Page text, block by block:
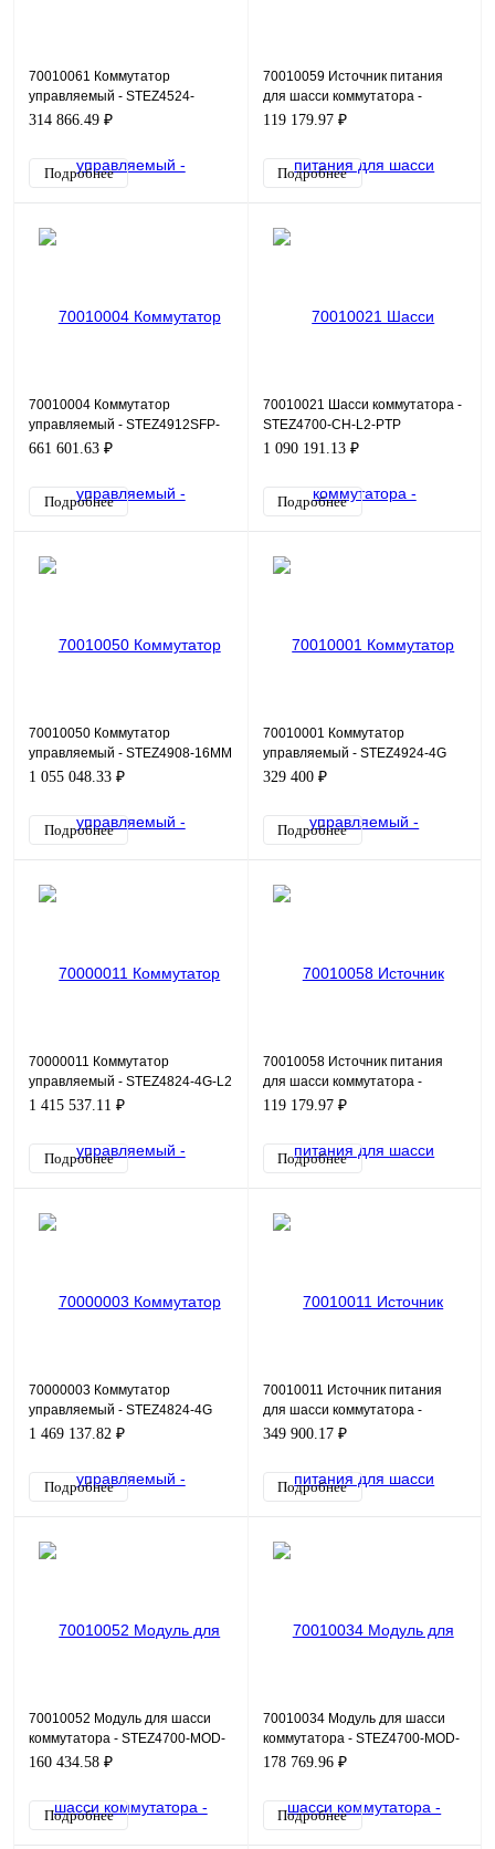
70010061 Коммутатор
управляемый - STEZ4524-
4GSFP-HV
314 866.49 ₽
Подробнее
70010059 Источник питания
для шасси коммутатора -
STEZ4700-PW-24
119 179.97 ₽
Подробнее
70010004 Коммутатор
управляемый - STEZ4912SFP-
12T-4G
661 601.63 ₽
Подробнее
70010021 Шасси коммутатора -
STEZ4700-CH-L2-PTP
1 090 191.13 ₽
Подробнее
70010050 Коммутатор
управляемый - STEZ4908-16ММ
1 055 048.33 ₽
Подробнее
70010001 Коммутатор
управляемый - STEZ4924-4G
329 400 ₽
Подробнее
70000011 Коммутатор
управляемый - STEZ4824-4G-L2
1 415 537.11 ₽
Подробнее
70010058 Источник питания
для шасси коммутатора -
STEZ4700-PW-48
119 179.97 ₽
Подробнее
70000003 Коммутатор
управляемый - STEZ4824-4G
1 469 137.82 ₽
Подробнее
70010011 Источник питания
для шасси коммутатора -
STEZ4600-PW-24
349 900.17 ₽
Подробнее
70010052 Модуль для шасси
коммутатора - STEZ4700-MOD-
2FX-2
160 434.58 ₽
Подробнее
70010034 Модуль для шасси
коммутатора - STEZ4700-MOD-
4GSFP-DDM
178 769.96 ₽
Подробнее